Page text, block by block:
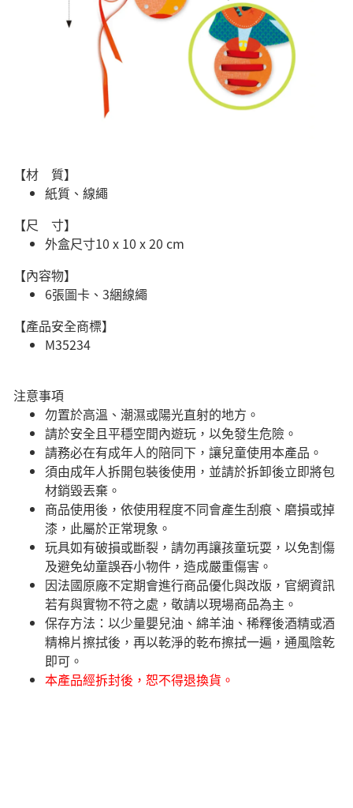
【材 質】
紙質、線繩
【尺 寸】
外盒尺寸‎10 x 10 x 20 cm
【內容物】
6張圖卡、3綑線繩
【產品安全商標】
M35234
注意事項
勿置於高溫、潮濕或陽光直射的地方。
請於安全且平穩空間內遊玩，以免發生危險。​
請務必在有成年人的陪同下，讓兒童使用本產品。
須由成年人拆開包裝後使用，並請於拆卸後立即將包
材銷毀丟棄。
商品使用後，依使用程度不同會產生刮痕、磨損或掉
漆，此屬於正常現象。
玩具如有破損或斷裂，請勿再讓孩童玩耍，以免割傷
及避免幼童誤吞小物件，造成嚴重傷害。
因法國原廠不定期會進行商品優化與改版，官網資訊
若有與實物不符之處，敬請以現場商品為主。
​保存方法：以少量嬰兒油、綿羊油、稀釋後酒精或酒
精棉片擦拭後，再以乾淨的乾布擦拭一遍，通風陰乾
即可。
本產品經拆封後，恕不得退換貨。